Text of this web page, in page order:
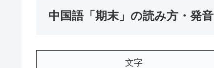
中国語「期末」の読み方・発音
文字